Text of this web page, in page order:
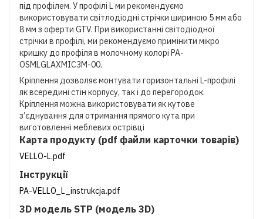
під профілем. У профілі L ми рекомендуємо
використовувати світлодіодні стрічки шириною 5 мм або
8 мм з оферти GTV. При використанні світодіодної
стрічки в профілі, ми рекомендуємо примінити мікро
кришку до профіля в молочному колорі PA-
OSMLGLAXMIC3M-00.
Кріплення дозволяє монтувати горизонтальні L-профілі
як всередині стін корпусу, так і до перегородок.
Кріплення можна використовувати як кутове
з’єднування для отримання прямого кута при
виготовленні меблевих острівці
Карта продукту (pdf файли карточки товарів)
VELLO-L.pdf
Інструкції
PA-VELLO_L_instrukcja.pdf
3D модель STP (модель 3D)